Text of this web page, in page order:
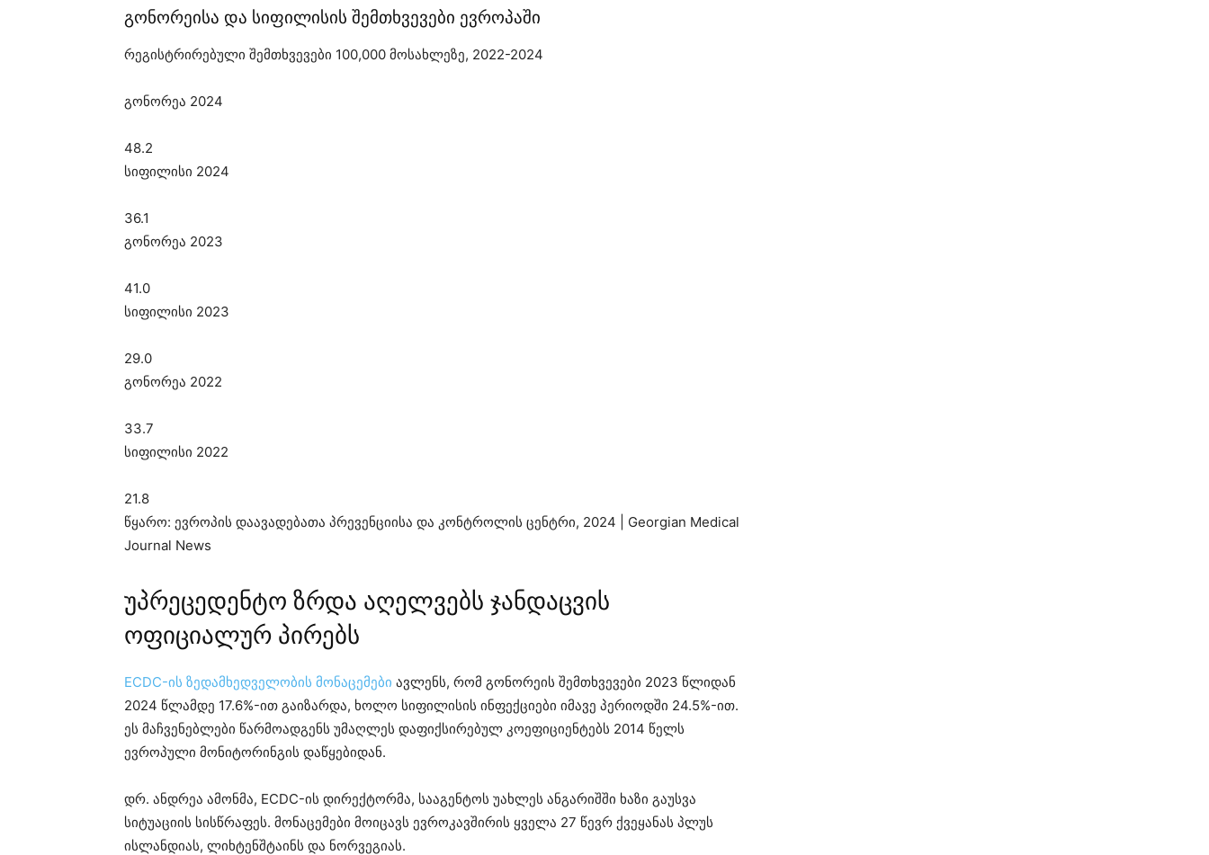
გონორეისა და სიფილისის შემთხვევები ევროპაში
რეგისტრირებული შემთხვევები 100,000 მოსახლეზე, 2022-2024
გონორეა 2024
48.2
სიფილისი 2024
36.1
გონორეა 2023
41.0
სიფილისი 2023
29.0
გონორეა 2022
33.7
სიფილისი 2022
21.8
წყარო: ევროპის დაავადებათა პრევენციისა და კონტროლის ცენტრი, 2024 | Georgian Medical
Journal News
უპრეცედენტო ზრდა აღელვებს ჯანდაცვის
ოფიციალურ პირებს
ECDC-ის ზედამხედველობის მონაცემები ავლენს, რომ გონორეის შემთხვევები 2023 წლიდან
2024 წლამდე 17.6%-ით გაიზარდა, ხოლო სიფილისის ინფექციები იმავე პერიოდში 24.5%-ით.
ეს მაჩვენებლები წარმოადგენს უმაღლეს დაფიქსირებულ კოეფიციენტებს 2014 წელს
ევროპული მონიტორინგის დაწყებიდან.
დრ. ანდრეა ამონმა, ECDC-ის დირექტორმა, სააგენტოს უახლეს ანგარიშში ხაზი გაუსვა
სიტუაციის სისწრაფეს. მონაცემები მოიცავს ევროკავშირის ყველა 27 წევრ ქვეყანას პლუს
ისლანდიას, ლიხტენშტაინს და ნორვეგიას.